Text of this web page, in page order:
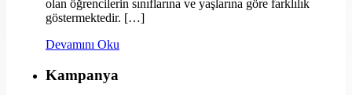
olan öğrencilerin sınıflarına ve yaşlarına göre farklılık
göstermektedir. […]
Devamını Oku
Kampanya